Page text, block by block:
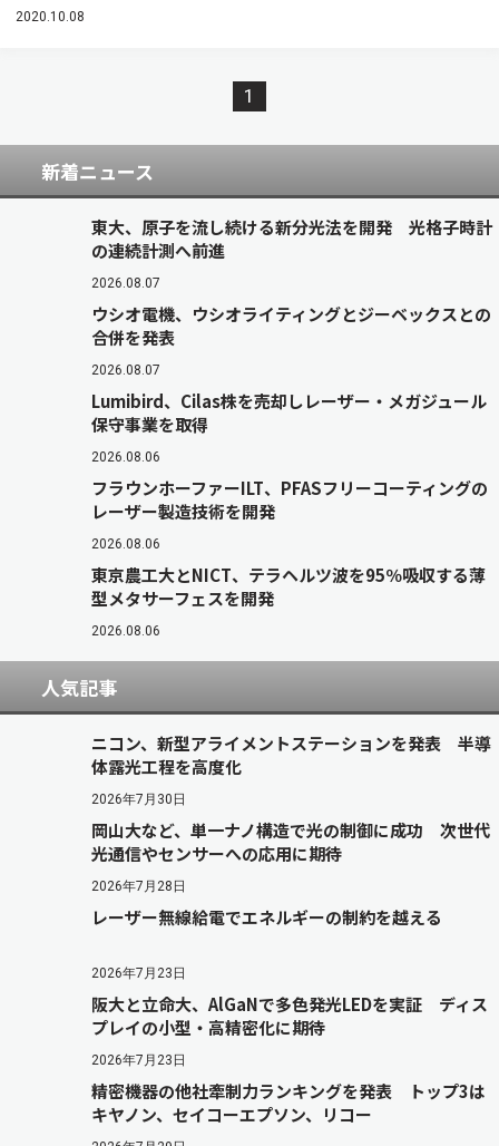
2020.10.08
1
新着ニュース
東大、原子を流し続ける新分光法を開発 光格子時計
の連続計測へ前進
2026.08.07
ウシオ電機、ウシオライティングとジーベックスとの
合併を発表
2026.08.07
Lumibird、Cilas株を売却しレーザー・メガジュール
保守事業を取得
2026.08.06
フラウンホーファーILT、PFASフリーコーティングの
レーザー製造技術を開発
2026.08.06
東京農工大とNICT、テラヘルツ波を95％吸収する薄
型メタサーフェスを開発
2026.08.06
人気記事
ニコン、新型アライメントステーションを発表 半導
体露光工程を高度化
2026年7月30日
岡山大など、単一ナノ構造で光の制御に成功 次世代
光通信やセンサーへの応用に期待
2026年7月28日
レーザー無線給電でエネルギーの制約を越える
2026年7月23日
阪大と立命大、AlGaNで多色発光LEDを実証 ディス
プレイの小型・高精密化に期待
2026年7月23日
精密機器の他社牽制力ランキングを発表 トップ3は
キヤノン、セイコーエプソン、リコー